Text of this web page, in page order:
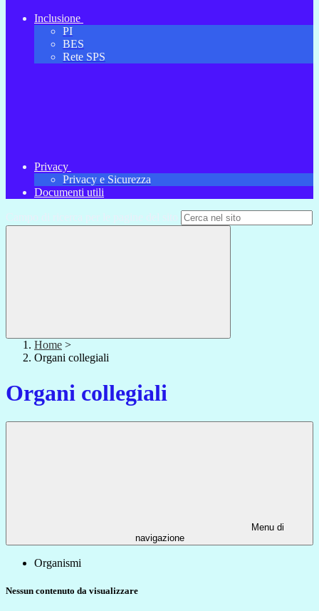
Inclusione
PI
BES
Rete SPS
Privacy
Privacy e Sicurezza
Documenti utili
Campo di ricerca per le pagine del sito
Home >
Organi collegiali
Organi collegiali
Menu di
navigazione
Organismi
Nessun contenuto da visualizzare